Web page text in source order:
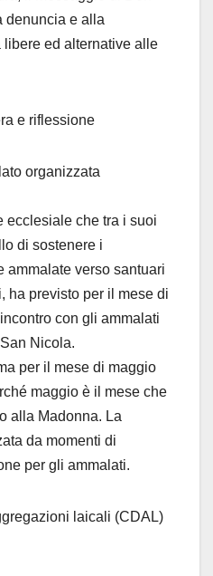
denuncia e alla
ed alternative alle
e riflessione
organizzata
ecclesiale che tra i suoi
di sostenere i
ammalate verso santuari
ha previsto per il mese di
con gli ammalati
Nicola.
per il mese di maggio
maggio è il mese che
alla Madonna. La
da momenti di
per gli ammalati.
laicali (CDAL)